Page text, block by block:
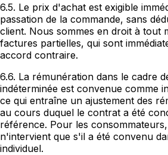
6.5. Le prix d'achat est exigible
passation de la commande, sans
client. Nous sommes en droit à tout
factures partielles, qui sont
accord contraire.
6.6. La rémunération dans le cadre
indéterminée est convenue comme
ce qui entraîne un ajustement des
au cours duquel le contrat a été
référence. Pour les
n'intervient que s'il a été convenu
individuel.